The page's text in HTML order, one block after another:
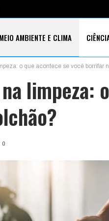
MEIO AMBIENTE E CLIMA
o que acontece se você borrifar
limpeza:
0